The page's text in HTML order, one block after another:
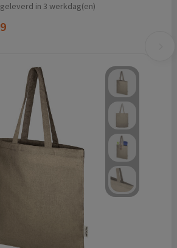
in 3 werkdag(en)